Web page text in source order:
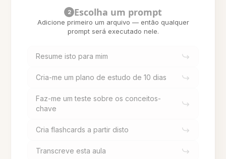
2 Escolha um prompt
Adicione primeiro um arquivo — então qualquer
prompt será executado nele.
Resume isto para mim
Cria-me um plano de estudo de 10 dias
Faz-me um teste sobre os conceitos-
chave
Cria flashcards a partir disto
Transcreve esta aula